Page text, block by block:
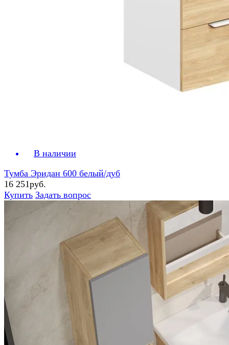
В наличии
Тумба Эридан 600 белый/дуб
16 251руб.
Купить Задать вопрос